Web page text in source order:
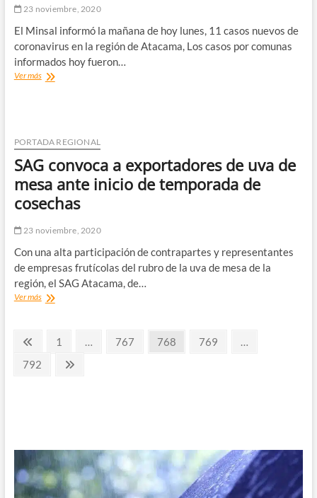
100
ejemplares
de
especies
a
23 noviembre, 2020
El Minsal informó la mañana de hoy lunes, 11 casos nuevos de
coronavirus en la región de Atacama, Los casos por comunas
informados hoy fueron…
Ver másAutoridades
lunes
11
nuevos
de
Covid_19
la
de
Atacama.
PORTADA REGIONAL
SAG convoca a exportadores de uva de
mesa ante inicio de temporada de
cosechas
23 noviembre, 2020
Con una alta participación de contrapartes y representantes
de empresas frutícolas del rubro de la uva de mesa de la
región, el SAG Atacama, de…
Ver másSAG
uva
de
cosechas
Paginación
de
PáginaPágina
1 … Página
767 Página
768 Página
769
…
Página
792
Página